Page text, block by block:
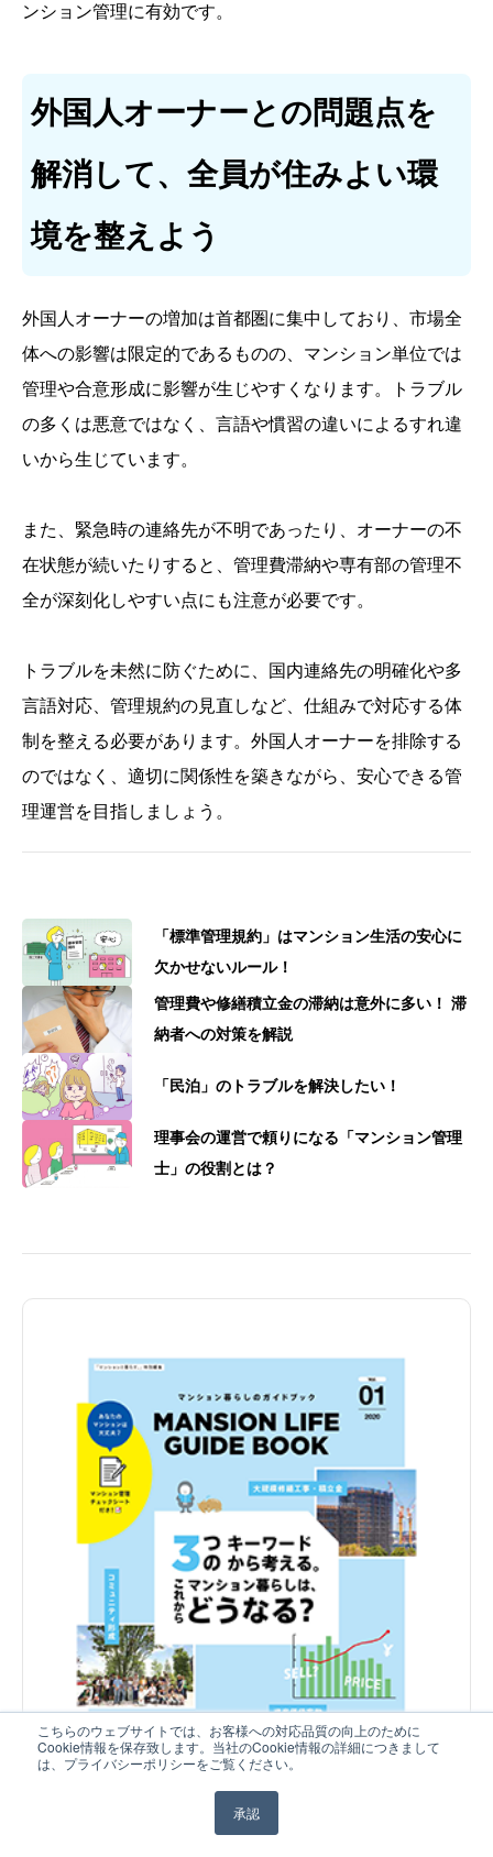
こちらのウェブサイトでは、お客様への対応品質の向上のために
Cookie情報を保存致します。当社のCookie情報の詳細につきまして
は、プライバシーポリシーをご覧ください。
承認
ンション管理に有効です。
外国人オーナーとの問題点を
解消して、全員が住みよい環
境を整えよう
外国人オーナーの増加は首都圏に集中しており、市場全
体への影響は限定的であるものの、マンション単位では
管理や合意形成に影響が生じやすくなります。トラブル
の多くは悪意ではなく、言語や慣習の違いによるすれ違
いから生じています。
また、緊急時の連絡先が不明であったり、オーナーの不
在状態が続いたりすると、管理費滞納や専有部の管理不
全が深刻化しやすい点にも注意が必要です。
トラブルを未然に防ぐために、国内連絡先の明確化や多
言語対応、管理規約の見直しなど、仕組みで対応する体
制を整える必要があります。外国人オーナーを排除する
のではなく、適切に関係性を築きながら、安心できる管
理運営を目指しましょう。
「標準管理規約」はマンション生活の安心に
欠かせないルール！
管理費や修繕積立金の滞納は意外に多い！ 滞
納者への対策を解説
「民泊」のトラブルを解決したい！
理事会の運営で頼りになる「マンション管理
士」の役割とは？